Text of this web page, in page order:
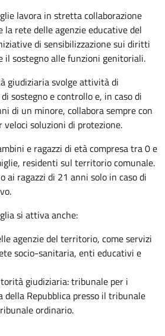
lavora in stretta collaborazione
la rete delle agenzie educative del
di sensibilizzazione sui diritti
il sostegno alle funzioni genitoriali.
giudiziaria svolge attività di
sostegno e controllo e, in caso di
di un minore, collabora sempre con
soluzioni di protezione.
e ragazzi di età compresa tra 0 e
residenti sul territorio comunale.
ai ragazzi di 21 anni solo in caso di
si attiva anche:
agenzie del territorio, come servizi
socio-sanitaria, enti educativi e
giudiziaria: tribunale per i
della Repubblica presso il tribunale
ordinario.